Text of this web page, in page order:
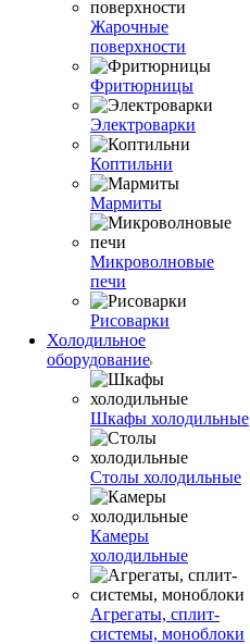
Жарочные
поверхности
Фритюрницы
Электроварки
Коптильни
Мармиты
Микроволновые
печи
Рисоварки
Холодильное
оборудование
Шкафы холодильные
Столы холодильные
Камеры
холодильные
Агрегаты, сплит-
системы, моноблоки